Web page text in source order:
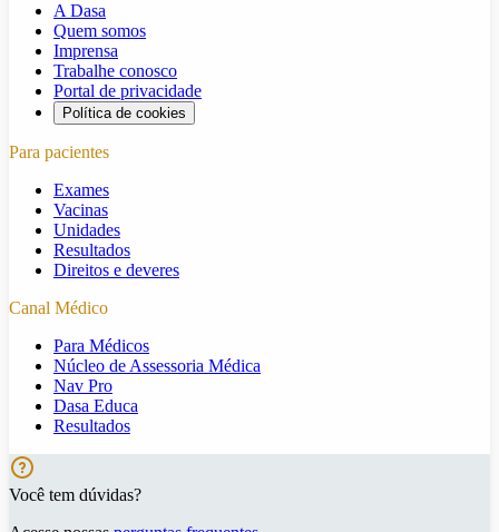
A Dasa
Quem somos
Imprensa
Trabalhe conosco
Portal de privacidade
Política de cookies
Para pacientes
Exames
Vacinas
Unidades
Resultados
Direitos e deveres
Canal Médico
Para Médicos
Núcleo de Assessoria Médica
Nav Pro
Dasa Educa
Resultados
Você tem dúvidas?